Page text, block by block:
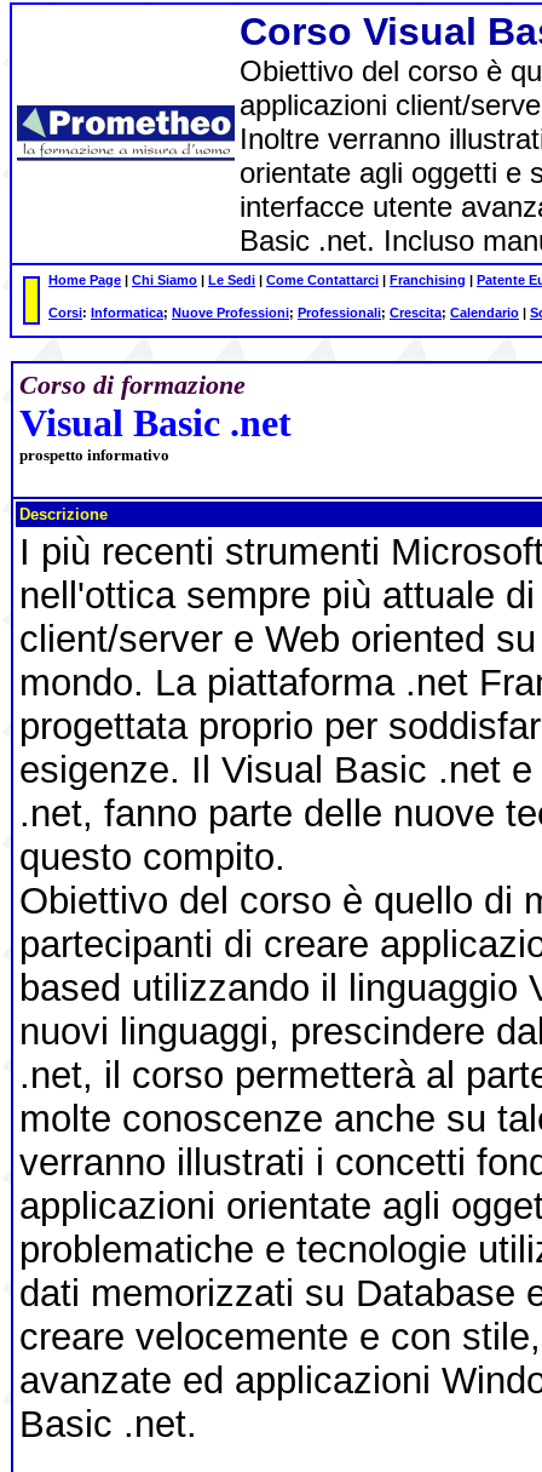
Corso Visual
Obiettivo del corso è
applicazioni client/
Inoltre verranno
orientate agli oggetti e
interfacce utente
Basic .net. Incluso
Home Page | Chi Siamo | Le Sedi | Come Contattarci | Franchising | Patente
Corsi: Informatica; Nuove Professioni; Professionali; Crescita; Calendario |
Corso di formazione
Visual Basic .net
prospetto informativo
Descrizione
I più recenti strumenti
nell'ottica sempre più attuale
client/server e Web oriented
mondo. La piattaforma .net
progettata proprio per
esigenze. Il Visual Basic .net
.net, fanno parte delle nuove
questo compito.
Obiettivo del corso è quello di
partecipanti di creare
based utilizzando il linguaggio
nuovi linguaggi, prescindere
.net, il corso permetterà al
molte conoscenze anche su
verranno illustrati i concetti
applicazioni orientate agli
problematiche e tecnologie
dati memorizzati su Database
creare velocemente e con
avanzate ed applicazioni
Basic .net.